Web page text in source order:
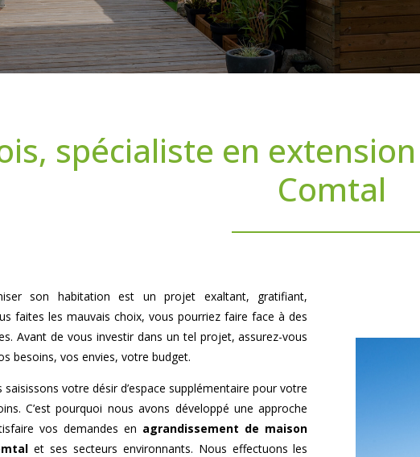
spécialiste en
Comtal
son habitation est un projet exaltant, gratifiant,
faites les mauvais choix, vous pourriez faire face à des
Avant de vous investir dans un tel projet, assurez-vous
besoins, vos envies, votre budget.
saisissons votre désir d’espace supplémentaire pour votre
C’est pourquoi nous avons développé une approche
vos demandes en agrandissement de maison
et ses secteurs environnants. Nous effectuons les